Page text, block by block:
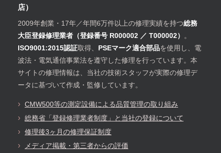
店）
2009年創業・17年／年間6万件以上の修理実績を持つ総務
大臣登録修理業者（登録番号 R000002 ／ T000002） 。
ISO9001:2015認証取得、 PSEマーク適合部品を使用し、電
波法・電気通信事業法を遵守した修理を行っています。本
サイトの修理情報は、当社の技術スタッフが実際の修理デ
ータに基づいて作成・監修しています。
CMW500等の測定設備による品質管理の取り組み
総務省「登録修理業者制度」と当社の登録について
修理後3ヶ月の修理保証制度
メディア掲載・第三者からの評価